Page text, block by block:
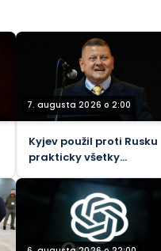
7. augusta 2026 o 2:00
Kyjev použil proti Rusku
prakticky všetky
bývalý generál